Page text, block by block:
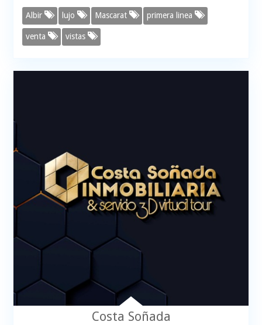
Albir lujo Mascarat primera linea
venta vistas
Costa Soñada